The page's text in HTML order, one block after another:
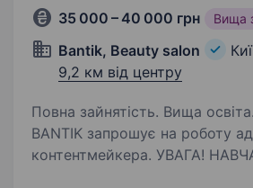
35 000 – 40 000 грн Вища
Bantik, Beauty salon
9,2 км від центру
Повна зайнятість. Вища освіта. Салон краси
BANTIK запрошує на роботу
контентмейкера. УВАГА!